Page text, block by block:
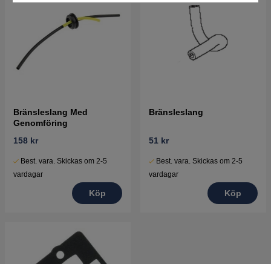
Bränsleslang Med
Genomföring
158 kr
Best. vara. Skickas om 2-5
vardagar
Köp
Bränsleslang
51 kr
Best. vara. Skickas om 2-5
vardagar
Köp